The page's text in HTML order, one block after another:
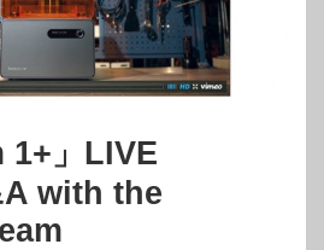
1+」LIVE
with the